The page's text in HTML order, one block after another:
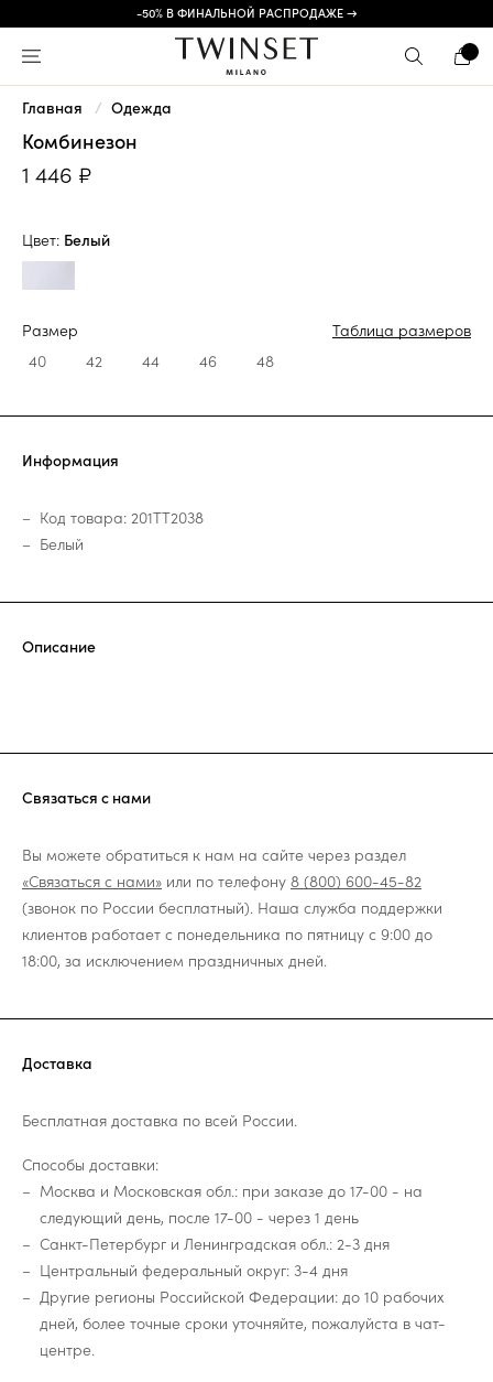
-50% В ФИНАЛЬНОЙ РАСПРОДАЖЕ →
Главная Одежда
Комбинезон
1 446 ₽
Цвет: Белый
Размер
Таблица размеров
40
42 44 46 48
Информация
Код товара: 201TT2038
Белый
Описание
Связаться с нами
Вы можете обратиться к нам на сайте через раздел
«Связаться с нами» или по телефону 8 (800) 600-45-82
(звонок по России бесплатный). Наша служба поддержки
клиентов работает с понедельника по пятницу с 9:00 до
18:00, за исключением праздничных дней.
Доставка
Бесплатная доставка по всей России.
Способы доставки:
Москва и Московская обл.: при заказе до 17-00 - на
следующий день, после 17-00 - через 1 день
Санкт-Петербург и Ленинградская обл.: 2-3 дня
Центральный федеральный округ: 3-4 дня
Другие регионы Российской Федерации: до 10 рабочих
дней, более точные сроки уточняйте, пожалуйста в чат-
центре.